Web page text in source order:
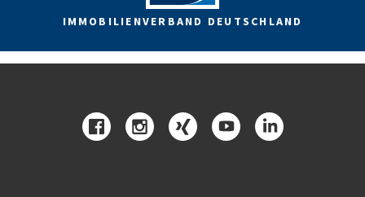
IMMOBILIENVERBAND DEUTSCHLAND